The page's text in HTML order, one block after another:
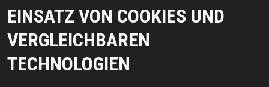
EINSATZ VON COOKIES UND
VERGLEICHBAREN
TECHNOLOGIEN
4059191672349
Nicht auf Lager
PREIS FÜR HÄNDLER ERHALTEN